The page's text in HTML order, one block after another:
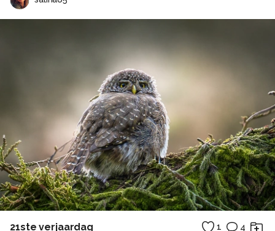
21ste verjaardag 1 4